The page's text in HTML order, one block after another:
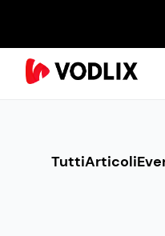
TuttiArticoli